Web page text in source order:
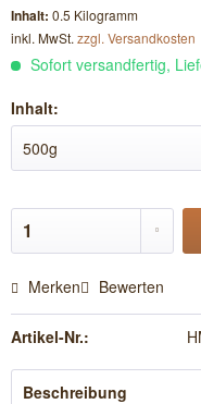
Inhalt: 0.5 Kilogramm
inkl. MwSt. zzgl. Versandkosten
Sofort versandfertig,
Inhalt:
Merken Bewerten
Artikel-Nr.:
Beschreibung